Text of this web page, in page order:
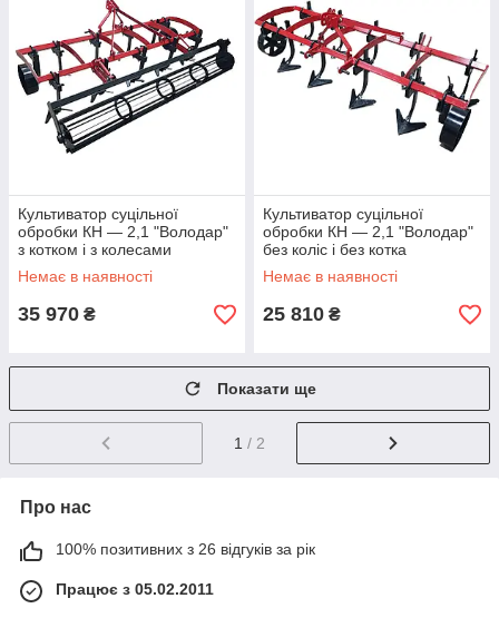
Культиватор суцільної
обробки КН — 2,1 "Володар"
з котком і з колесами
Немає в наявності
35 970 ₴
Культиватор суцільної
обробки КН — 2,1 "Володар"
без коліс і без котка
Немає в наявності
25 810 ₴
Показати ще
1 / 2
Про нас
100% позитивних з 26 відгуків за рік
Працює з 05.02.2011